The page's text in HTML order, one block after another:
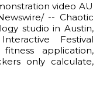
AU
-- Chaotic
studio in Austin,
Festival
application,
only calculate,